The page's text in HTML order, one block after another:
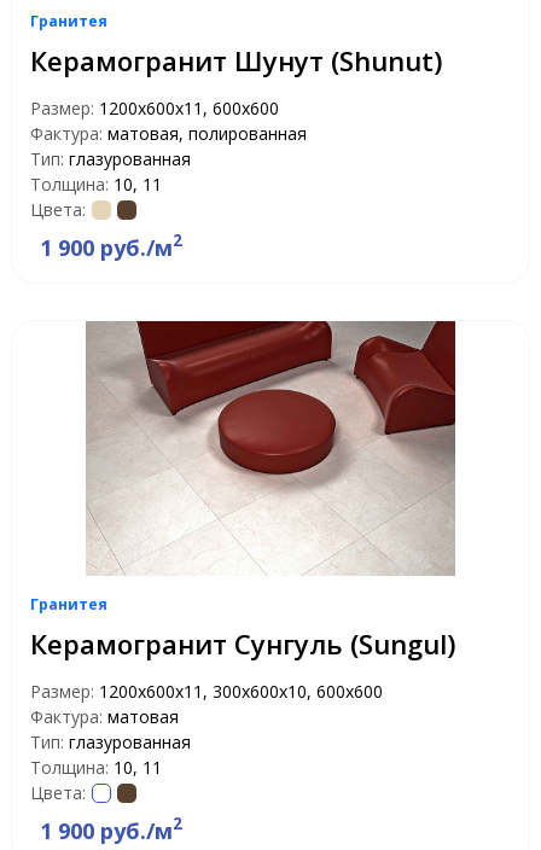
Гранитея
Керамогранит Шунут (Shunut)
Размер: 1200х600х11, 600х600
Фактура: матовая, полированная
Тип: глазурованная
Толщина: 10, 11
Цвета:
1 900 руб./м2
Гранитея
Керамогранит Сунгуль (Sungul)
Размер: 1200х600х11, 300х600х10, 600х600
Фактура: матовая
Тип: глазурованная
Толщина: 10, 11
Цвета:
1 900 руб./м2